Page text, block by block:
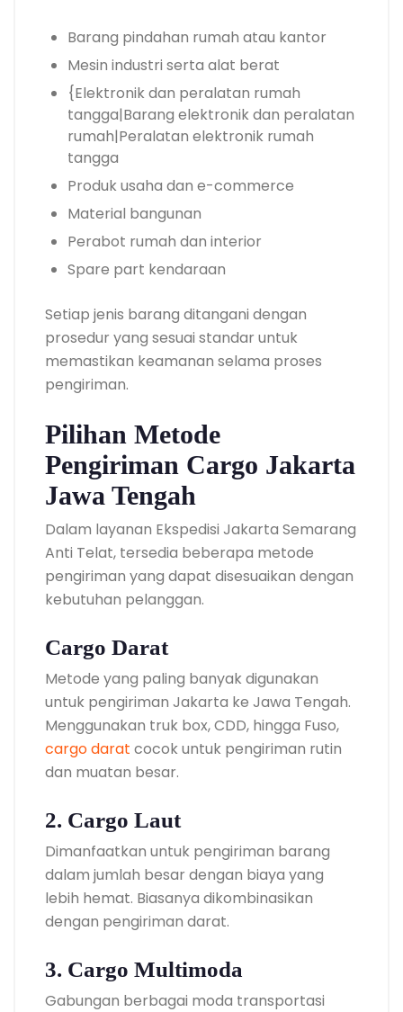
Barang pindahan rumah atau kantor
Mesin industri serta alat berat
{Elektronik dan peralatan rumah
tangga|Barang elektronik dan peralatan
rumah|Peralatan elektronik rumah
tangga
Produk usaha dan e-commerce
Material bangunan
Perabot rumah dan interior
Spare part kendaraan
Setiap jenis barang ditangani dengan
prosedur yang sesuai standar untuk
memastikan keamanan selama proses
pengiriman.
Pilihan Metode
Pengiriman Cargo Jakarta
Jawa Tengah
Dalam layanan Ekspedisi Jakarta Semarang
Anti Telat, tersedia beberapa metode
pengiriman yang dapat disesuaikan dengan
kebutuhan pelanggan.
Cargo Darat
Metode yang paling banyak digunakan
untuk pengiriman Jakarta ke Jawa Tengah.
Menggunakan truk box, CDD, hingga Fuso,
cargo darat cocok untuk pengiriman rutin
dan muatan besar.
2. Cargo Laut
Dimanfaatkan untuk pengiriman barang
dalam jumlah besar dengan biaya yang
lebih hemat. Biasanya dikombinasikan
dengan pengiriman darat.
3. Cargo Multimoda
Gabungan berbagai moda transportasi